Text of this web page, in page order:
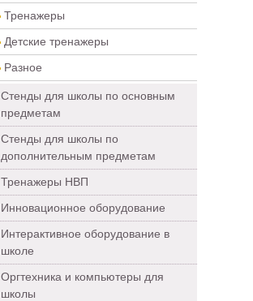
Тренажеры
Детские тренажеры
Разное
Стенды для школы по основным
предметам
Стенды для школы по
дополнительным предметам
Тренажеры НВП
Инновационное оборудование
Интерактивное оборудование в
школе
Оргтехника и компьютеры для
школы